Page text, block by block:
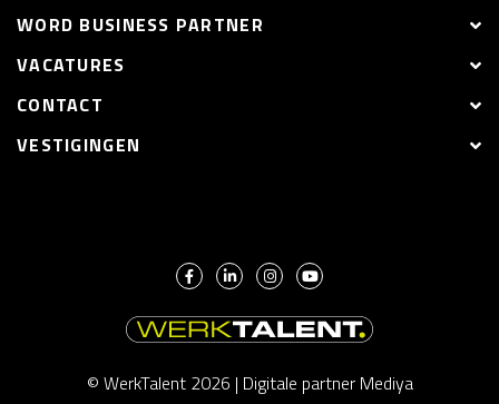
WORD BUSINESS PARTNER
VACATURES
CONTACT
VESTIGINGEN
© WerkTalent 2026 | Digitale partner Mediya